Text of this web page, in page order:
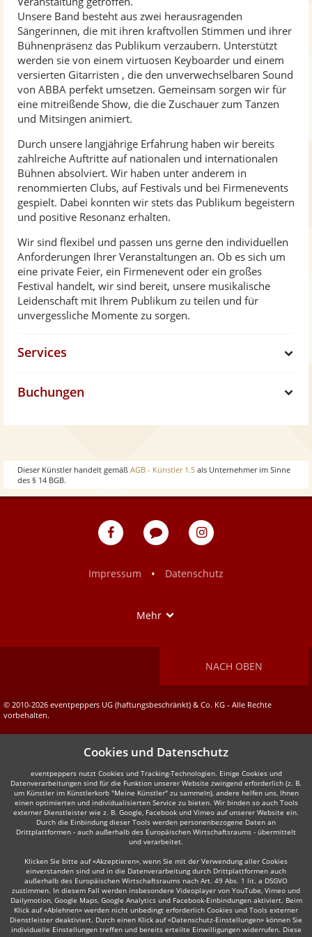
Unsere Band besteht aus zwei herausragenden
Sängerinnen, die mit ihren kraftvollen Stimmen und ihrer
Bühnenpräsenz das Publikum verzaubern. Unterstützt
werden sie von einem virtuosen Keyboarder und einem
versierten Gitarristen , die den unverwechselbaren Sound
von ABBA perfekt umsetzen. Gemeinsam sorgen wir für
eine mitreißende Show, die die Zuschauer zum Tanzen
und Mitsingen animiert.
Durch unsere langjährige Erfahrung haben wir bereits
zahlreiche Auftritte auf nationalen und internationalen
Bühnen absolviert. Wir haben unter anderem in
renommierten Clubs, auf Festivals und bei Firmenevents
gespielt. Dabei konnten wir stets das Publikum begeistern
und positive Resonanz erhalten.
Wir sind flexibel und passen uns gerne den individuellen
Anforderungen Ihrer Veranstaltungen an. Ob es sich um
eine private Feier, ein Firmenevent oder ein großes
Festival handelt, wir sind bereit, unsere musikalische
Leidenschaft mit Ihrem Publikum zu teilen und für
unvergessliche Momente zu sorgen.
o
Services
h
Buchungen
Dieser Künstler handelt gemäß AGB - Künstler 1.5 als Unternehmer im Sinne
des § 14 BGB.
eventpeppers
Blog
eventpeppers
Impressum
• Datenschutz
Mehr
NACH OBEN
© 2010-2026 eventpeppers UG (haftungsbeschränkt) & Co. KG - Alle Rechte
vorbehalten.
Cookies und Datenschutz
eventpeppers nutzt Cookies und Tracking-Technologien. Einige Cookies und
Datenverarbeitungen sind für die Funktion unserer Website zwingend erforderlich (z. B.
um Künstler im Künstlerkorb "Meine Künstler" zu sammeln), andere helfen uns, Ihnen
einen optimierten und individualisierten Service zu bieten. Wir binden so auch Tools
externer Dienstleister wie z. B. Google, Facebook und Vimeo auf unserer Website ein.
Durch die Einbindung dieser Tools werden personenbezogene Daten an
Drittplattformen - auch außerhalb des Europäischen Wirtschaftsraums - übermittelt
und verarbeitet.
Klicken Sie bitte auf «Akzeptieren», wenn Sie mit der Verwendung aller Cookies
einverstanden sind und in die Datenverarbeitung durch Drittplattformen auch
außerhalb des Europäischen Wirtschaftsraums nach Art. 49 Abs. 1 lit. a DSGVO
zustimmen. In diesem Fall werden insbesondere Videoplayer von YouTube, Vimeo und
Dailymotion, Google Maps, Google Analytics und Facebook-Einbindungen aktiviert. Beim
Klick auf «Ablehnen» werden nicht unbedingt erforderlich Cookies und Tools externer
Dienstleister deaktiviert. Durch einen Klick auf «Datenschutz-Einstellungen» können Sie
individuelle Einstellungen treffen und bereits erteilte Einwilligungen widerrufen. Diese